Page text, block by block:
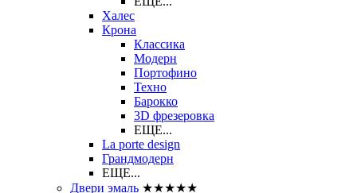
Халес
Крона
Классика
Модерн
Портофино
Техно
Барокко
3D фрезеровка
ЕЩЕ...
La porte design
Грандмодерн
ЕЩЕ...
Двери эмаль ★★★★★